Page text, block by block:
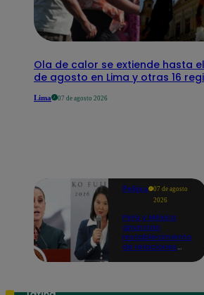
Ola de calor se extiende hasta el
de agosto en Lima y otras 16
Lima 07 de agosto 2026
Política
07 de agosto
2026
Perú y México
anuncian
restablecimiento
de relaciones